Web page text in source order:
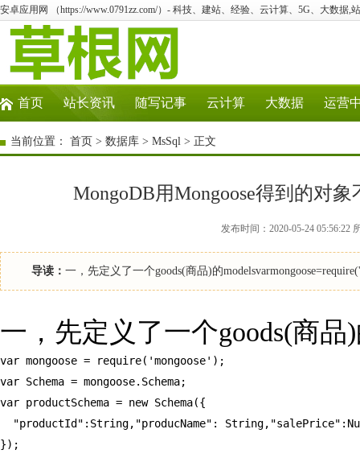
安卓应用网 （https://www.0791zz.com/）- 科技、建站、经验、云计算、5G、大数据,
首页 站长资讯 随写记事 云计算 大数据 运营
当前位置： 首页 > 数据库 > MsSql > 正文
MongoDB用Mongoose得到的对
发布时间：2020-05-24 05:56:22
导读： 一，先定义了一个goods(商品)的
一，先定义了一个goods(商品)
var mongoose = require('mongoose');
var Schema = mongoose.Schema;
var productSchema = new Schema({
"productId":String,"producName":
});